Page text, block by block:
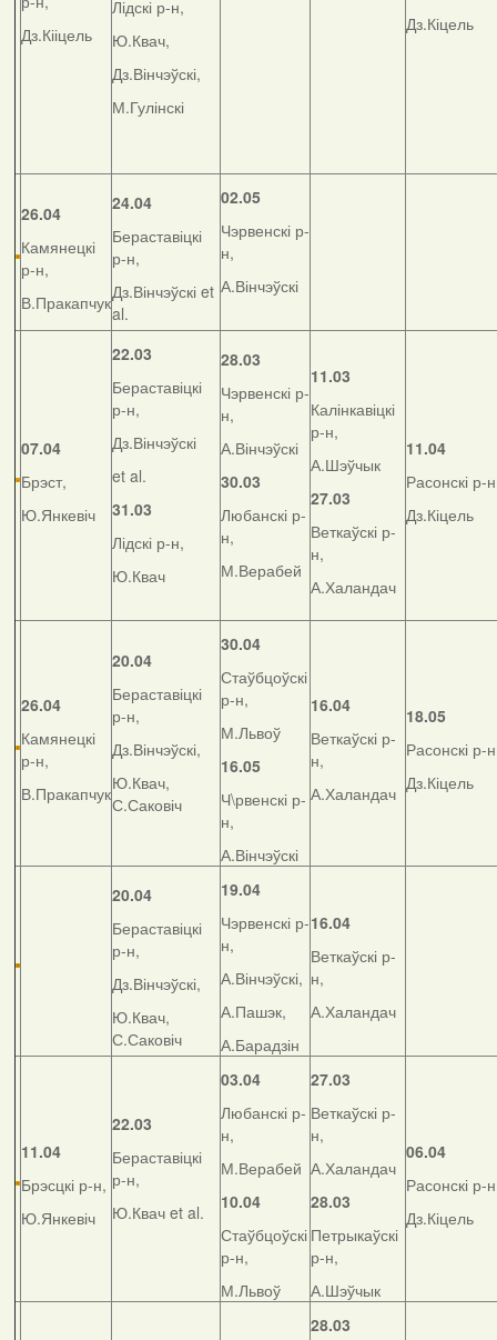
Дз.Кііцель
Лідскі р-н,
Ю.Квач,
Дз.Вінчэўскі,
М.Гулінскі
Дз.Кіцель
26.04
Камянецкі
р-н,
В.Пракапчук
24.04
Бераставіцкі
р-н,
Дз.Вінчэўскі et
al.
02.05
Чэрвенскі р-
н,
А.Вінчэўскі
07.04
Брэст,
Ю.Янкевіч
22.03
Бераставіцкі
р-н,
Дз.Вінчэўскі
et al.
31.03
Лідскі р-н,
Ю.Квач
28.03
Чэрвенскі р-
н,
А.Вінчэўскі
30.03
Любанскі р-
н,
М.Верабей
11.03
Калінкавіцкі
р-н,
А.Шэўчык
27.03
Веткаўскі р-
н,
А.Халандач
11.04
Расонскі р-
Дз.Кіцель
26.04
Камянецкі
р-н,
В.Пракапчук
20.04
Бераставіцкі
р-н,
Дз.Вінчэўскі,
Ю.Квач,
С.Саковіч
30.04
Стаўбцоўскі
р-н,
М.Львоў
16.05
Ч\рвенскі р-
н,
А.Вінчэўскі
16.04
Веткаўскі р-
н,
А.Халандач
18.05
Расонскі р-
Дз.Кіцель
20.04
Бераставіцкі
р-н,
Дз.Вінчэўскі,
Ю.Квач,
С.Саковіч
19.04
Чэрвенскі р-
н,
А.Вінчэўскі,
А.Пашэк,
А.Барадзін
16.04
Веткаўскі р-
н,
А.Халандач
11.04
Брэсцкі р-н,
Ю.Янкевіч
22.03
Бераставіцкі
р-н,
Ю.Квач et al.
03.04
Любанскі р-
н,
М.Верабей
10.04
Стаўбцоўскі
р-н,
М.Львоў
27.03
Веткаўскі р-
н,
А.Халандач
28.03
Петрыкаўскі
р-н,
А.Шэўчык
06.04
Расонскі р-
Дз.Кіцель
28.03